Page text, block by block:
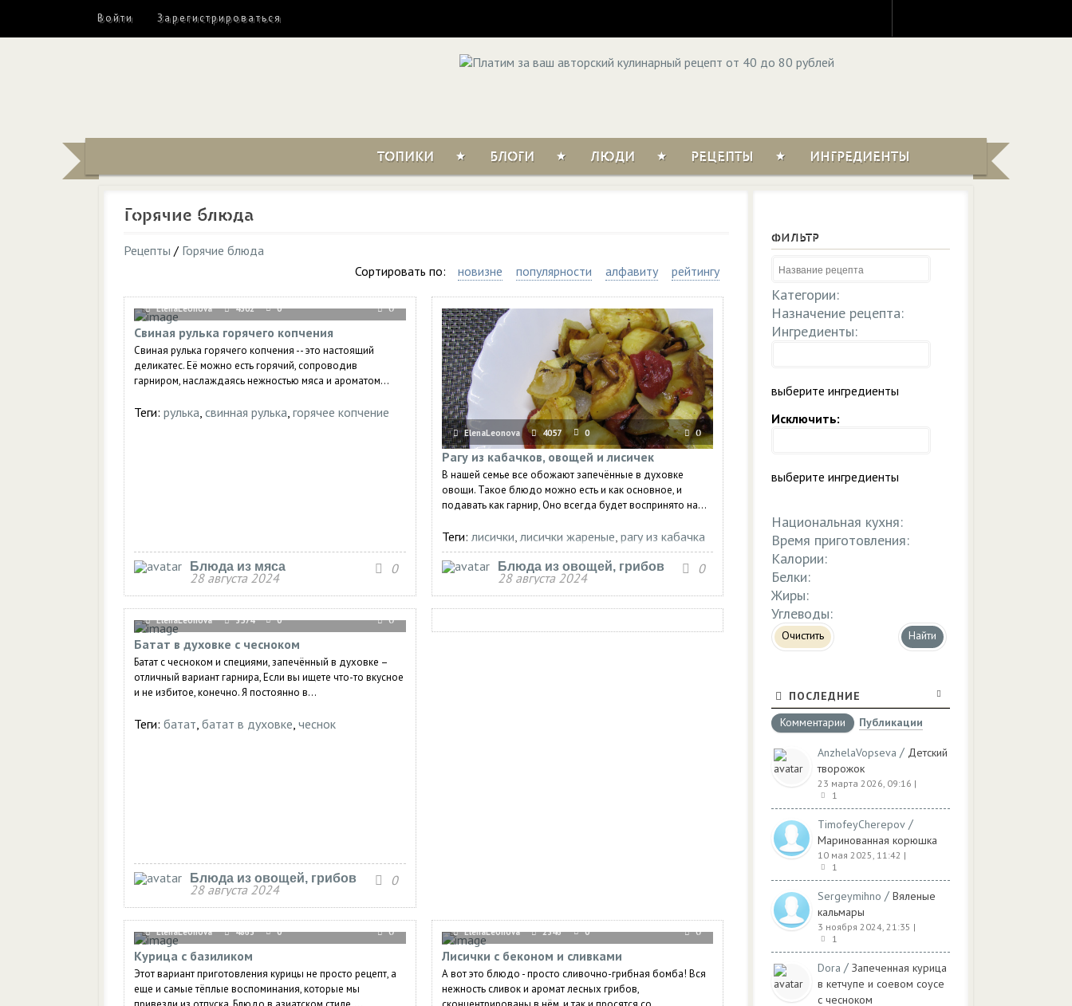
Войти Зарегистрироваться
ТОПИКИ БЛОГИ ЛЮДИ РЕЦЕПТЫ ИНГРЕДИЕНТЫ
Горячие блюда
Рецепты / Горячие блюда
Сортировать по:
новизне популярности алфавиту рейтингу
ElenaLeonova 4302 0 0
Свиная рулька горячего копчения
Свиная рулька горячего копчения -- это настоящий
деликатес. Её можно есть горячий, сопроводив
гарниром, наслаждаясь нежностью мяса и ароматом...
Теги: рулька, свинная рулька, горячее копчение
Блюда из мяса
28 августа 2024
0
ElenaLeonova 4057 0 0
Рагу из кабачков, овощей и лисичек
В нашей семье все обожают запечённые в духовке
овощи. Такое блюдо можно есть и как основное, и
подавать как гарнир, Оно всегда будет воспринято на...
Теги:лисички,лисички жареные, рагу из кабачка
и помидора,рагу,кабачки
Блюда из овощей, грибов
28 августа 2024
0
ElenaLeonova 3574 0 0
Батат в духовке с чесноком
Батат с чесноком и специями, запечённый в духовке –
отличный вариант гарнира, Если вы ищете что-то вкусное
и не избитое, конечно. Я постоянно в...
Теги: батат, батат в духовке, чеснок
Блюда из овощей, грибов
28 августа 2024
0
ElenaLeonova 4863 0 0
Курица с базиликом
Этот вариант приготовления курицы не просто рецепт, а
еще и самые тёплые воспоминания, которые мы
ElenaLeonova 2346 0 0
Лисички с беконом и сливками
А вот это блюдо - просто сливочно-грибная бомба! Вся
нежность сливок и аромат лесных грибов,
ФИЛЬТР
Категории:
Назначение рецепта:
Ингредиенты:
выберите ингредиенты
Исключить:
выберите ингредиенты
Национальная кухня:
Время приготовления:
Калории:
Белки:
Жиры:
Углеводы:
Очистить
ПОСЛЕДНИЕ
Комментарии
Публикации
AnzhelaVopseva / Детский
творожок
23 марта 2026, 09:16 |
1
TimofeyCherepov /
Маринованная корюшка
10 мая 2025, 11:42 |
1
Sergeymihno / Вяленые
кальмары
3 ноября 2024, 21:35 |
1
Dora / Запеченная курица
в кетчупе и соевом соусе
с чесноком